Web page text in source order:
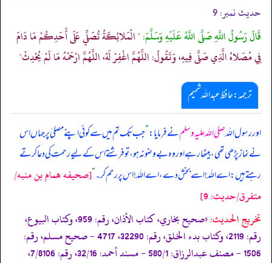
حدیث نمبر: 9
قَالَ رَسُولُ اللَّهِ صَلَّى اللَّهُ عَلَيْهِ وَسَلَّمَ:" الْمَلائِكَةُ تُصَلِّي عَلَى أَحَدِكُمْ مَا دَامَ
فِي مُصَلاهُ الَّذِي صَلَّى فِيهِ، وَتَقُولُ: اللَّهُمَّ اغْفِرْ لَهُ، اللَّهُمَّ ارْحَمْهُ مَا لَمْ يُحْدِثْ"
ترجمہ:حافظ عبداللہ شمیم
اور رسول اللہصلی اللہ علیہ وسلمنے فرمایا:”جب تک تم میں سے کوئی اپنے مصلیٰ پر جہاں اس
نے نماز پڑھی تھی، بیٹھا رہے اور وہ بے وضو نہ ہو، تو فرشتے اس کے لیے رحمت کی دعا کرتے
رہتے ہیں: اے اللہ! اسے بخش دے، اے اللہ! اس پر رحم کر۔“[صحيفه همام بن منبه/
متفرق/حدیث: 9]
تخریج الحدیث:
«صحيح بخاري، كتاب الأذان، رقم: 959، وكتاب البيوع،
رقم: 2119، وكتاب بدء الخلق، رقم: 32290، 4717 - صحيح مسلم، رقم:
1506 - مصنف عبدالرزاق: 580/1 - مسند أحمد: 32/16، رقم: 7/8106،